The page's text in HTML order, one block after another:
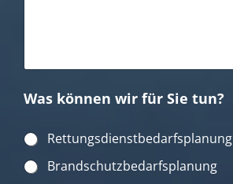
Was können wir für Sie tun?
W
a
s
Rettungsdienstbedarfsplanung
Brandschutzbedarfsplanung